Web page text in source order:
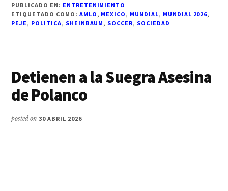
PUBLICADO EN: ENTRETENIMIENTO
ETIQUETADO COMO: AMLO , MEXICO , MUNDIAL, MUNDIAL 2026,
PEJE , POLITICA, SHEINBAUM , SOCCER, SOCIEDAD
Detienen a la Suegra Asesina
de Polanco
posted on30 ABRIL 2026